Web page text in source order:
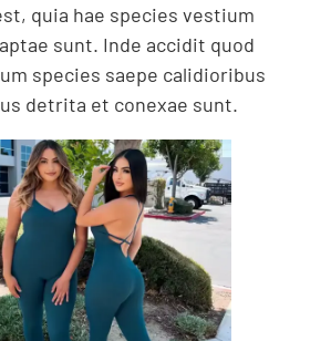
quia hae species vestium
sunt. Inde accidit quod
species saepe calidioribus
detrita et conexae sunt.